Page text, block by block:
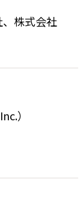
株式会社
）